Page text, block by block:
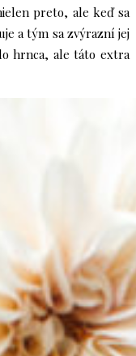
preto, ale keď sa
a tým sa zvýrazní jej
hrnca, ale táto extra